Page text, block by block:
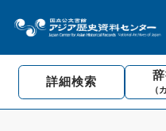
詳細検索
（